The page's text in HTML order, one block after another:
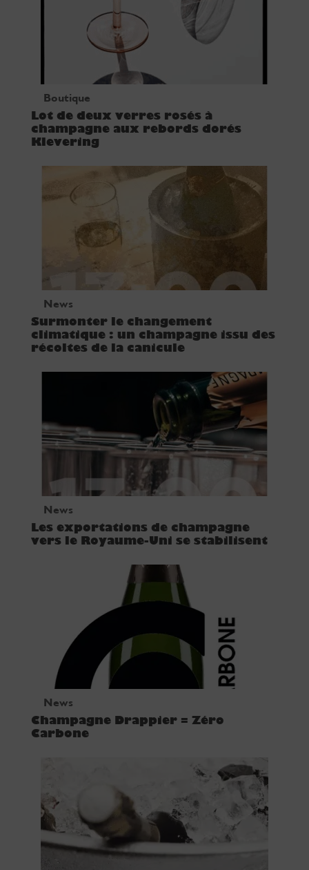
Boutique
Lot de deux verres rosés à
champagne aux rebords dorés
Klevering
News
Surmonter le changement
climatique : un champagne issu des
récoltes de la canicule
News
Les exportations de champagne
vers le Royaume-Uni se stabilisent
News
Champagne Drappier = Zéro
Carbone